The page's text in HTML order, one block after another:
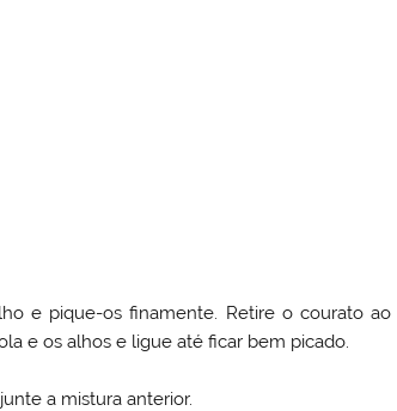
e pique-os finamente. Retire o courato
e os alhos e ligue até ficar bem picado.
a mistura anterior.